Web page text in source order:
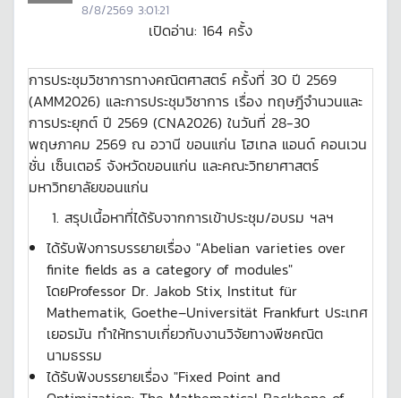
8/8/2569 3:01:21
เปิดอ่าน: 164 ครั้ง
การประชุมวิชาการทางคณิตศาสตร์ ครั้งที่ 30 ปี 2569
(AMM2026) และการประชุมวิชาการ เรื่อง ทฤษฎีจำนวนและ
การประยุกต์ ปี 2569 (CNA2026) ในวันที่ 28-30
พฤษภาคม 2569 ณ อวานี ขอนแก่น โฮเทล แอนด์ คอนเวน
ชั่น เซ็นเตอร์ จังหวัดขอนแก่น และคณะวิทยาศาสตร์
มหาวิทยาลัยขอนแก่น
สรุปเนื้อหาที่ได้รับจากการเข้าประชุม/อบรม ฯลฯ
ได้รับฟังการบรรยายเรื่อง "Abelian varieties over
finite fields as a category of modules"
โดยProfessor Dr. Jakob Stix, Institut für
Mathematik, Goethe–Universität Frankfurt ประเทศ
เยอรมัน ทำให้ทราบเกี่ยวกับงานวิจัยทางพีชคณิต
นามธรรม
ได้รับฟังบรรยายเรื่อง "Fixed Point and